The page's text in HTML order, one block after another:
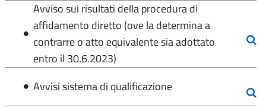
Avviso sui risultati della procedura di
affidamento diretto (ove la determina a
contrarre o atto equivalente sia adottato
entro il 30.6.2023)
Avvisi sistema di qualificazione